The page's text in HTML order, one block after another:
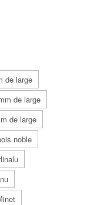
de large
de large
de large
noble